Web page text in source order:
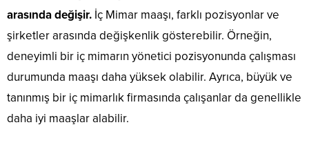
arasında değişir. İç Mimar maaşı, farklı pozisyonlar ve
şirketler arasında değişkenlik gösterebilir. Örneğin,
deneyimli bir iç mimarın yönetici pozisyonunda çalışması
durumunda maaşı daha yüksek olabilir. Ayrıca, büyük ve
tanınmış bir iç mimarlık firmasında çalışanlar da genellikle
daha iyi maaşlar alabilir.